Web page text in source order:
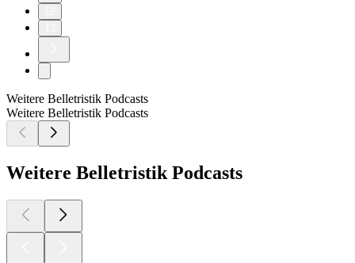
Weitere Belletristik Podcasts
Weitere Belletristik Podcasts
Weitere Belletristik Podcasts